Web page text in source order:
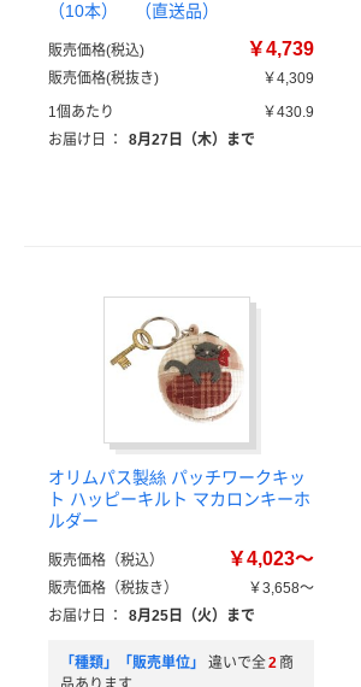
（10本） （直送品）
販売価格(税込) ￥4,739
販売価格(税抜き)
￥4,309
1個あたり
￥430.9
お届け日
： 8月27日（木）まで
オリムパス製絲 パッチワークキッ
ト ハッピーキルト マカロンキーホ
ルダー
販売価格（税込） ￥4,023～
販売価格（税抜き）
￥3,658～
お届け日
： 8月25日（火）まで
「種類」「販売単位」 違いで全2 商